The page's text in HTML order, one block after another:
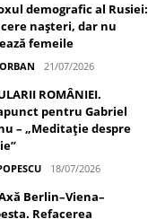
demografic al Rusiei:
nașteri, dar nu
femeile
21/07/2026
ROMÂNIEI.
pentru Gabriel
– „Meditație despre
18/07/2026
Berlin–Viena–
Refacerea